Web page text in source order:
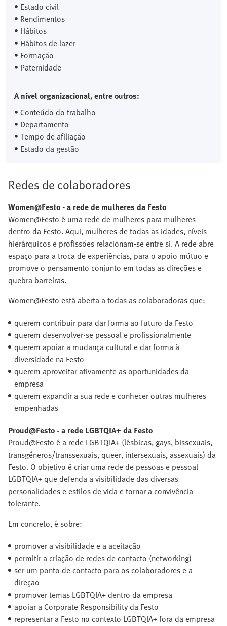
• Estado civil
• Rendimentos
• Hábitos
• Hábitos de lazer
• Formação
• Paternidade
A nível organizacional, entre outros:
• Conteúdo do trabalho
• Departamento
• Tempo de afiliação
• Estado da gestão
Redes de colaboradores
Women@Festo- a rede de mulheres da Festo
Women@Festo é uma rede de mulheres para mulheres
dentro da Festo. Aqui, mulheres de todas as idades, níveis
hierárquicos e profissões relacionam-se entre si. A rede abre
espaço para a troca de experiências, para o apoio mútuo e
promove o pensamento conjunto em todas as direções e
quebra barreiras.
Women@Festo está aberta a todas as colaboradoras que:
querem contribuir para dar forma ao futuro da Festo
querem desenvolver-se pessoal e profissionalmente
querem apoiar a mudança cultural e dar forma à
diversidade na Festo
querem aproveitar ativamente as oportunidades da
empresa
querem expandir a sua rede e conhecer outras mulheres
empenhadas
Proud@Festo - a rede LGBTQIA+ da Festo
Proud@Festo é a rede LGBTQIA+ (lésbicas, gays, bissexuais,
transgéneros/transsexuais, queer, intersexuais, assexuais) da
Festo. O objetivo é criar uma rede de pessoas e pessoal
LGBTQIA+ que defenda a visibilidade das diversas
personalidades e estilos de vida e tornar a convivência
tolerante.
Em concreto, é sobre:
promover a visibilidade e a aceitação
permitir a criação de redes de contacto (networking)
ser um ponto de contacto para os colaboradores e a
direção
promover temas LGBTQIA+ dentro da empresa
apoiar a Corporate Responsibility da Festo
representar a Festo no contexto LGBTQIA+ fora da empresa